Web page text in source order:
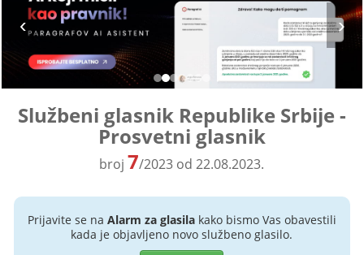
Službeni glasnik Republike Srbije -
Prosvetni glasnik
broj 7/2023 od 22.08.2023.
Prijavite se na Alarm za glasilakako bismo Vas obavestili
kada je objavljeno novo službeno glasilo.